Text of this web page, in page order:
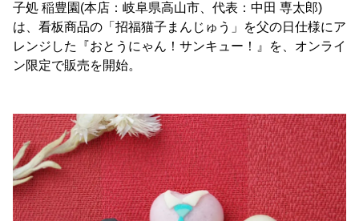
子処 稲豊園(本店：岐阜県高山市、代表：中田 専太郎)
は、看板商品の「招福猫子まんじゅう」を父の日仕様にア
レンジした『おとうにゃん！サンキュー！』を、オンライ
ン限定で販売を開始。